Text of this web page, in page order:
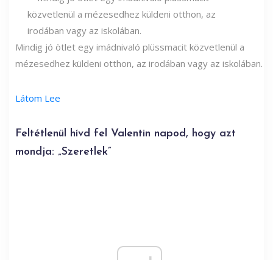
Mindig jó ötlet egy imádnivaló plüssmacit közvetlenül a
mézesedhez küldeni otthon, az irodában vagy az iskolában.
Látom Lee
Feltétlenül hívd fel Valentin napod, hogy azt
mondja: „Szeretlek”